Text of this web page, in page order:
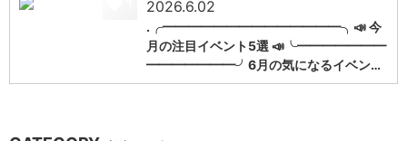
2026.6.02
.╭━━━━━━━━━━━━━━╮📣 今
月の注目イベント5選 📣╰━━━━━━━
━━━━━━━╯6月の気になるイベン…